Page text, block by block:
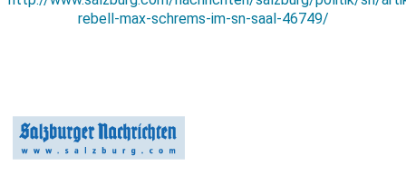
rebell-max-schrems-im-sn-saal-46749/